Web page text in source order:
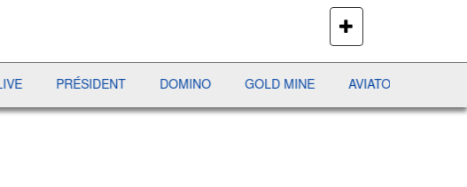
PLUS
DE
JEUX
PRÉSIDENT DOMINO GOLD MINE AVIATOR JEWEL